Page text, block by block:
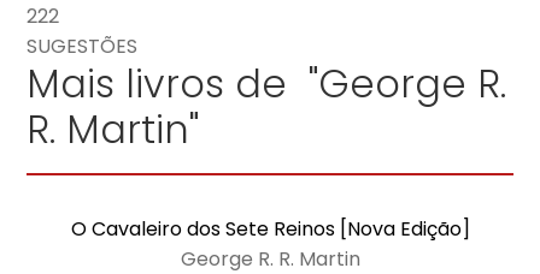
222
SUGESTÕES
Mais livros de "George R.
R. Martin"
O Cavaleiro dos Sete Reinos [Nova Edição]
George R. R. Martin